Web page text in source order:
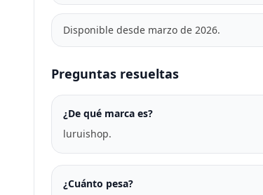
Disponible desde marzo de 2026.
Preguntas resueltas
¿De qué marca es?
luruishop.
¿Cuánto pesa?